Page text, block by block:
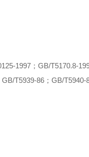
1997；GB/T5170.8-
T5939-86；GB/